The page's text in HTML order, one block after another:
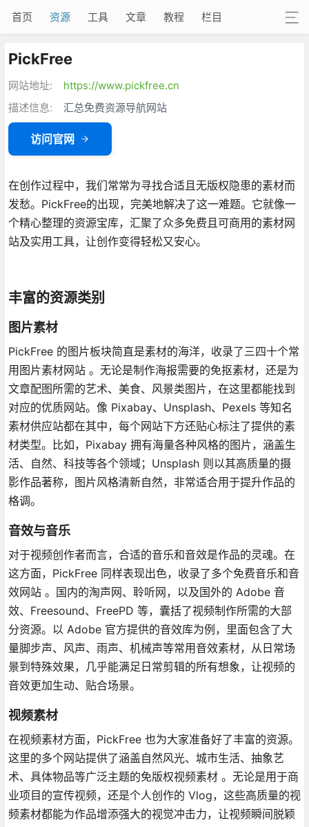
首页 资源 工具 文章 教程 栏目
PickFree
网站地址:
https://www.pickfree.cn
描述信息:
汇总免费资源导航网站
访问官网
在创作过程中，我们常常为寻找合适且无版权隐患的素材而
发愁。PickFree的出现，完美地解决了这一难题。它就像一
个精心整理的资源宝库，汇聚了众多免费且可商用的素材网
站及实用工具，让创作变得轻松又安心。
丰富的资源类别
图片素材
PickFree 的图片板块简直是素材的海洋，收录了三四十个常
用图片素材网站 。无论是制作海报需要的免抠素材，还是为
文章配图所需的艺术、美食、风景类图片，在这里都能找到
对应的优质网站。像 Pixabay、Unsplash、Pexels 等知名
素材供应站都在其中，每个网站下方还贴心标注了提供的素
材类型。比如，Pixabay 拥有海量各种风格的图片，涵盖生
活、自然、科技等各个领域；Unsplash 则以其高质量的摄
影作品著称，图片风格清新自然，非常适合用于提升作品的
格调。
音效与音乐
对于视频创作者而言，合适的音乐和音效是作品的灵魂。在
这方面，PickFree 同样表现出色，收录了多个免费音乐和音
效网站 。国内的淘声网、聆听网，以及国外的 Adobe 音
效、Freesound、FreePD 等，囊括了视频制作所需的大部
分资源。以 Adobe 官方提供的音效库为例，里面包含了大
量脚步声、风声、雨声、机械声等常用音效素材，从日常场
景到特殊效果，几乎能满足日常剪辑的所有想象，让视频的
音效更加生动、贴合场景。
视频素材
在视频素材方面，PickFree 也为大家准备好了丰富的资源。
这里的多个网站提供了涵盖自然风光、城市生活、抽象艺
术、具体物品等广泛主题的免版权视频素材 。无论是用于商
业项目的宣传视频，还是个人创作的 Vlog，这些高质量的视
频素材都能为作品增添强大的视觉冲击力，让视频瞬间脱颖